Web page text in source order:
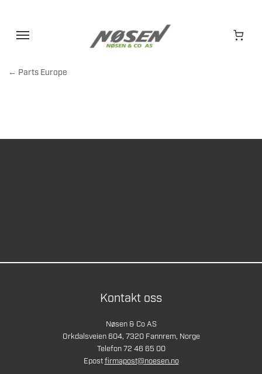
← Parts Europe
Kontakt oss
Nøsen & Co AS
Orkdalsveien 604, 7320 Fannrem, Norge
Telefon 72 46 65 00
Epostfirmapost@noesen.no